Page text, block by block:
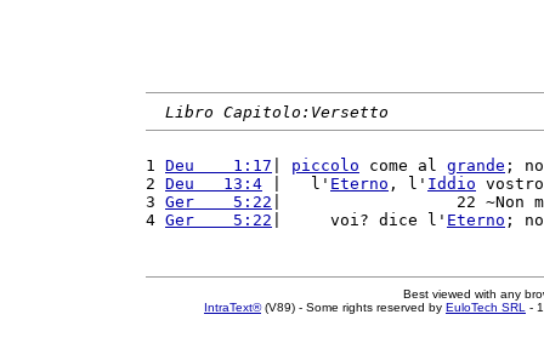
Libro Capitolo:Versetto
1 Deu    1:17 piccolo come al grande ;
2 Deu   13:4 |   l' Eterno , l' Iddio
3 Ger    5:22 |                  22 ~Non
4 Ger    5:22 |     voi? dice l' Eterno ;
Best viewed with any
IntraText®(V89) - Some rights reserved by EuloTech SRL -